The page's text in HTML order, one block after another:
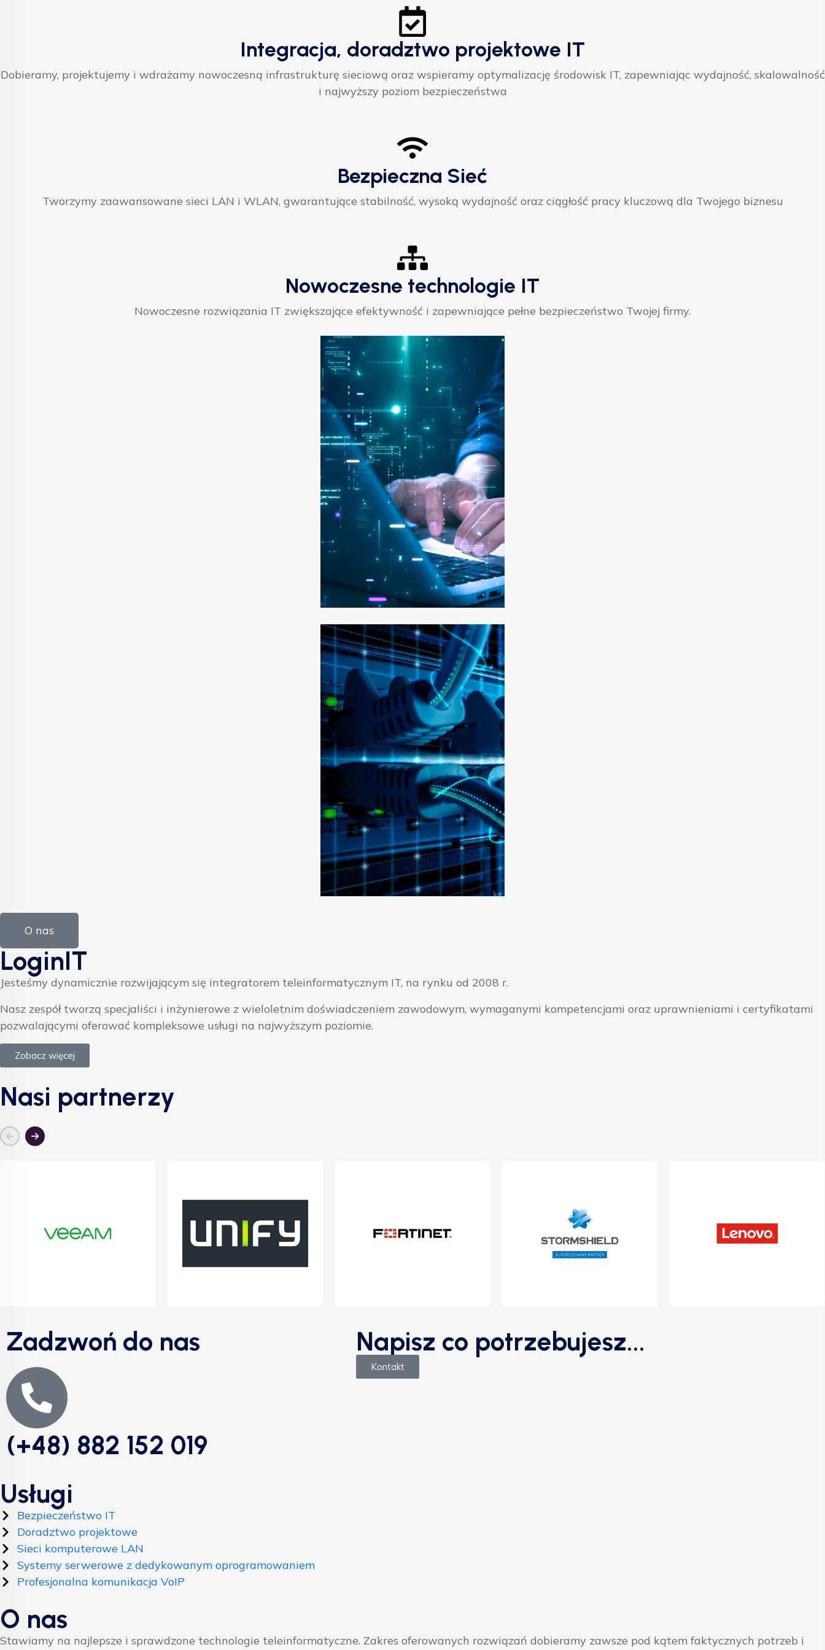
Integracja, doradztwo projektowe IT
Dobieramy, projektujemy i wdrażamy nowoczesną infrastrukturę sieciową oraz wspieramy optymalizację środowisk IT, zapewniając wydajność, skalowalność
i najwyższy poziom bezpieczeństwa
Bezpieczna Sieć
Tworzymy zaawansowane sieci LAN i WLAN, gwarantujące stabilność, wysoką wydajność oraz ciągłość pracy kluczową dla Twojego biznesu
Nowoczesne technologie IT
Nowoczesne rozwiązania IT zwiększające efektywność i zapewniające pełne bezpieczeństwo Twojej firmy.
O nas
LoginIT
Jesteśmy dynamicznie rozwijającym się integratorem teleinformatycznym IT, na rynku od 2008 r.
Nasz zespół tworzą specjaliści i inżynierowe z wieloletnim doświadczeniem zawodowym, wymaganymi kompetencjami oraz uprawnieniami i certyfikatami
pozwalającymi oferować kompleksowe usługi na najwyższym poziomie.
Zobacz więcej
Nasi partnerzy
Zadzwoń do nas
(+48) 882 152 019
Napisz co potrzebujesz...
Kontakt
Usługi
Bezpieczeństwo IT
Doradztwo projektowe
Sieci komputerowe LAN
Systemy serwerowe z dedykowanym oprogramowaniem
Profesjonalna komunikacja VoIP
O nas
Stawiamy na najlepsze i sprawdzone technologie teleinformatyczne. Zakres oferowanych rozwiązań dobieramy zawsze pod kątem faktycznych potrzeb i